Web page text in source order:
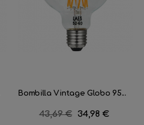
Bombilla Vintage Globo 95...
Precio
43,69 € Precio
34,98 €